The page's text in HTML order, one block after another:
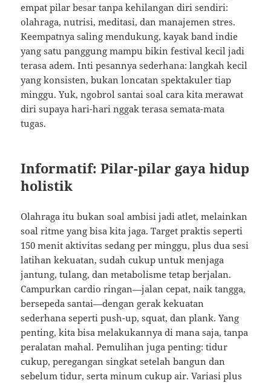
empat pilar besar tanpa kehilangan diri sendiri:
olahraga, nutrisi, meditasi, dan manajemen stres.
Keempatnya saling mendukung, kayak band indie
yang satu panggung mampu bikin festival kecil jadi
terasa adem. Inti pesannya sederhana: langkah kecil
yang konsisten, bukan loncatan spektakuler tiap
minggu. Yuk, ngobrol santai soal cara kita merawat
diri supaya hari-hari nggak terasa semata-mata
tugas.
Informatif: Pilar-pilar gaya hidup
holistik
Olahraga itu bukan soal ambisi jadi atlet, melainkan
soal ritme yang bisa kita jaga. Target praktis seperti
150 menit aktivitas sedang per minggu, plus dua sesi
latihan kekuatan, sudah cukup untuk menjaga
jantung, tulang, dan metabolisme tetap berjalan.
Campurkan cardio ringan—jalan cepat, naik tangga,
bersepeda santai—dengan gerak kekuatan
sederhana seperti push-up, squat, dan plank. Yang
penting, kita bisa melakukannya di mana saja, tanpa
peralatan mahal. Pemulihan juga penting: tidur
cukup, peregangan singkat setelah bangun dan
sebelum tidur, serta minum cukup air. Variasi plus